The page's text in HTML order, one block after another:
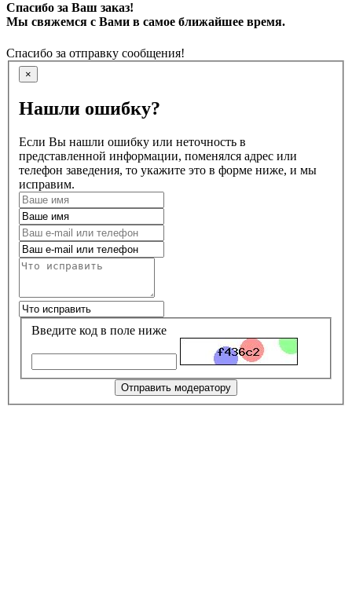
Спасибо за Ваш заказ!
Мы свяжемся с Вами в самое ближайшее время.
Спасибо за отправку сообщения!
×
Нашли ошибку?
Если Вы нашли ошибку или неточность в
представленной информации, поменялся адрес или
телефон заведения, то укажите это в форме ниже, и мы
исправим.
Введите код в поле ниже
Отправить модератору